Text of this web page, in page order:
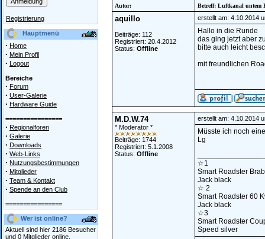
Registrierung
Hauptmenü
· Home
· Mein Profil
· Logout
Bereiche
· Forum
· User-Galerie
· Hardware Guide
================
· Regionalforen
· Galerie
· Downloads
· Web-Links
· Nutzungsbestimmungen
· Mitglieder
· Team & Kontakt
· Spende an den Club
================
Wer ist online?
Aktuell sind hier 2186 Besucher
und 0 Mitglieder online.
Autor: Betreff: Luftkanal untem
aquillo
Beiträge: 112
Registriert: 20.4.2012
Status: Offline
erstellt am: 4.10.2014
Hallo in die Runde
das ging jetzt aber
bitte auch leicht
mit freundlichen
M.D.W.74
* Moderator *
Beiträge: 1744
Registriert: 5.1.2008
Status: Offline
erstellt am: 4.10.2014
Müsste ich noch
Lg
☆1
Smart Roadster
Jack black
☆ 2
Smart Roadster 60
Jack black
☆3
Smart Roadster
Speed silver